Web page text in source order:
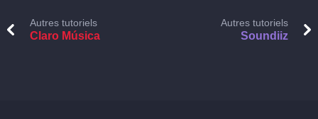
Autres tutoriels
Claro Música
Autres tutoriels
Soundiiz